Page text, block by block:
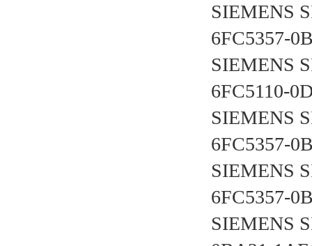
SIEMENS
6FC5357-
SIEMENS
6FC5110-
SIEMENS
6FC5357-
SIEMENS
6FC5357-
SIEMENS